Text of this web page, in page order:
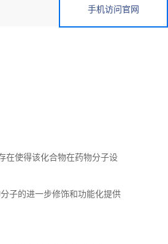
在使得该化合物在药物分子设
子的进一步修饰和功能化提供
手机访问官网